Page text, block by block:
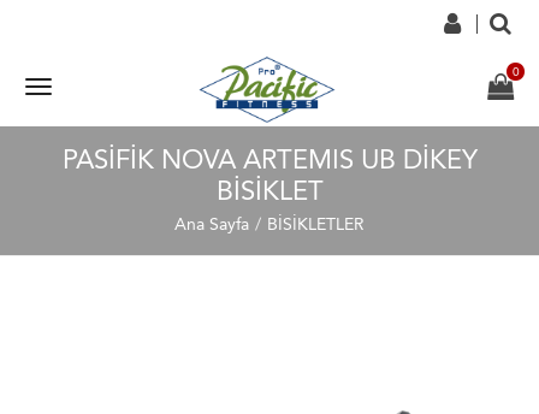
PASİFİK NOVA ARTEMIS UB DİKEY
BİSİKLET
Ana Sayfa BİSİKLETLER